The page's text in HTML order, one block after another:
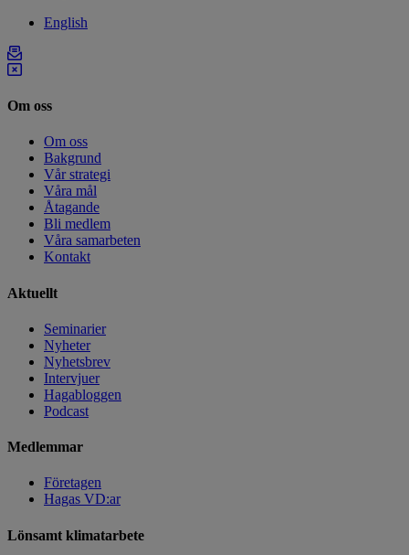
English
Om oss
Om oss
Bakgrund
Vår strategi
Våra mål
Åtagande
Bli medlem
Våra samarbeten
Kontakt
Aktuellt
Seminarier
Nyheter
Nyhetsbrev
Intervjuer
Hagabloggen
Podcast
Medlemmar
Företagen
Hagas VD:ar
Lönsamt klimatarbete